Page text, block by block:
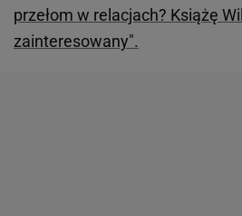
przełom w relacjach? Książę
zainteresowany".